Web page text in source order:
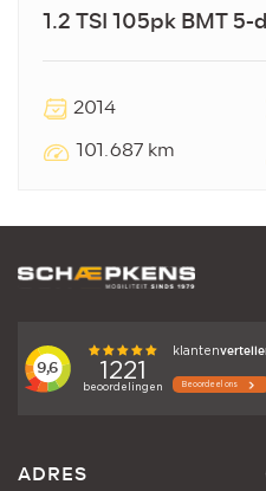
1.2 TSI 105pk BMT
2014
101.687 km
ADRES